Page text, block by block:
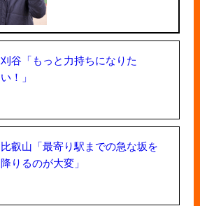
刈谷「もっと力持ちになりた
い！」
比叡山「最寄り駅までの急な坂を
降りるのが大変」